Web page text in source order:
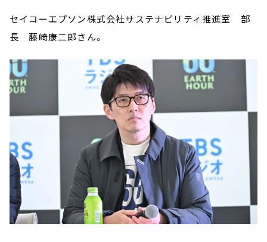
セイコーエプソン株式会社サステナビリティ推進室 部
長 藤崎康二郎さん。